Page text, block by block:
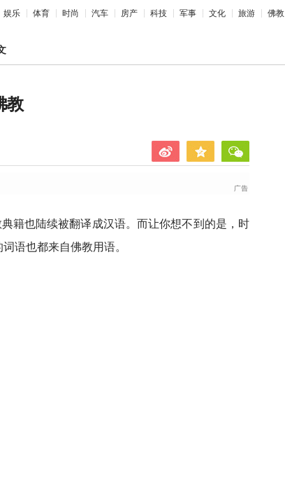
娱乐 体育 时尚 汽车 房产 科技 军事 文化 旅游 佛教
教
籍也陆续被翻译成汉语。而让你想不到的是，时
语也都来自佛教用语。